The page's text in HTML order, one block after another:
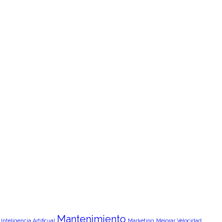
Inteligencia Artificual Mantenimiento Marketing Mejorar Velocidad